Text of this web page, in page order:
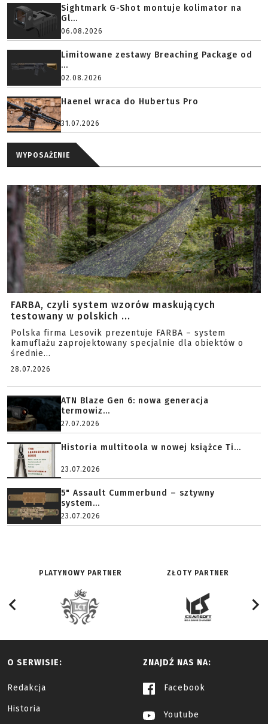
Sightmark G-Shot montuje kolimator na
Gl...
06.08.2026
Limitowane zestawy Breaching Package od
...
02.08.2026
Haenel wraca do Hubertus Pro
31.07.2026
WYPOSAŻENIE
FARBA, czyli system wzorów maskujących
testowany w polskich ...
Polska firma Lesovik prezentuje FARBA – system
kamuflażu zaprojektowany specjalnie dla obiektów o
średnie...
28.07.2026
ATN Blaze Gen 6: nowa generacja
termowiz...
27.07.2026
Historia multitoola w nowej książce Ti...
23.07.2026
5" Assault Cummerbund – sztywny
system...
23.07.2026
PLATYNOWY PARTNER ZŁOTY PARTNER
O SERWISIE:
Redakcja
Historia
ZNAJDŹ NAS NA:
Facebook
Youtube